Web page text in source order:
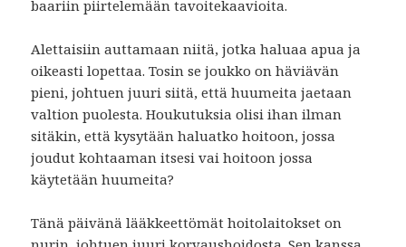
baariin piirtelemään tavoitekaavioita.
Alettaisiin auttamaan niitä, jotka haluaa apua ja
oikeasti lopettaa. Tosin se joukko on häviävän
pieni, johtuen juuri siitä, että huumeita jaetaan
valtion puolesta. Houkutuksia olisi ihan ilman
sitäkin, että kysytään haluatko hoitoon, jossa
joudut kohtaaman itsesi vai hoitoon jossa
käytetään huumeita?
Tänä päivänä lääkkeettömät hoitolaitokset on